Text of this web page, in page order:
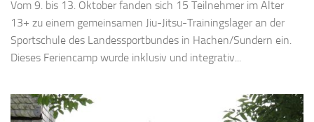
Vom 9. bis 13. Oktober fanden sich 15 Teilnehmer im Alter
13+ zu einem gemeinsamen Jiu-Jitsu-Trainingslager an der
Sportschule des Landessportbundes in Hachen/Sundern ein.
Dieses Feriencamp wurde inklusiv und integrativ...